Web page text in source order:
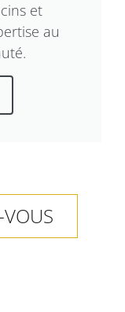
et
au
VOUS